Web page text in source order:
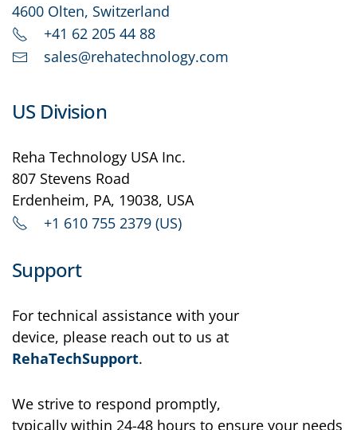
4600 Olten, Switzerland
+41 62 205 44 88
sales@rehatechnology.com
US Division
Reha Technology USA Inc.
807 Stevens Road
Erdenheim, PA, 19038, USA
+1 610 755 2379 (US)
Support
For technical assistance with your
device, please reach out to us at
RehaTechSupport.
We strive to respond promptly,
typically within 24-48 hours to ensure your needs